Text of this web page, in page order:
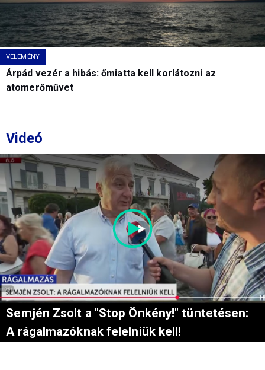
VÉLEMÉNY
Árpád vezér a hibás: őmiatta kell korlátozni az
atomerőművet
Videó
Semjén Zsolt a "Stop Önkény!" tüntetésen:
A rágalmazóknak felelniük kell!